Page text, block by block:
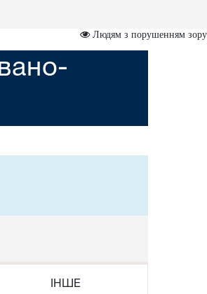
Людям з порушенням зору
ІНШЕ